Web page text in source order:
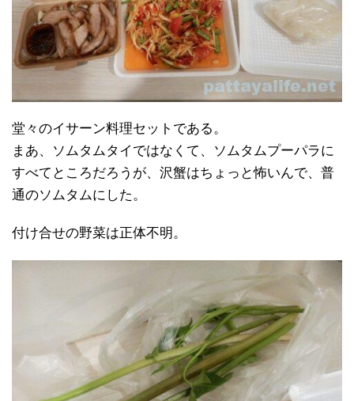
堂々のイサーン料理セットである。
まあ、ソムタムタイではなくて、ソムタムプーパラに
すべてところだろうが、沢蟹はちょっと怖いんで、普
通のソムタムにした。
付け合せの野菜は正体不明。